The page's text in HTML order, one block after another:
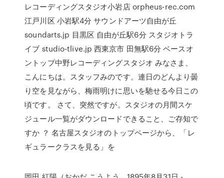
レコーディングスタジオ小岩店 orpheus-rec.com
江戸川区 小岩駅4分 サウンドアーツ自由が丘
soundarts.jp 目黒区 自由が丘駅6分 スタジオトラ
イブ studio-tlive.jp 西東京市 田無駅6分 ベースオ
ントップ中野レコーディングスタジオ みなさま、
こんにちは。スタッフみのです。連日のどんより曇
り空を見ながら、梅雨明けに思いを馳せる今日この
頃です。 さて、突然ですが。スタジオの月間スケ
ジュール一覧がダウンロードできること、ご存知で
すか ？ 名古屋スタジオのトップページから、「レ
ギュラークラスを見る」を